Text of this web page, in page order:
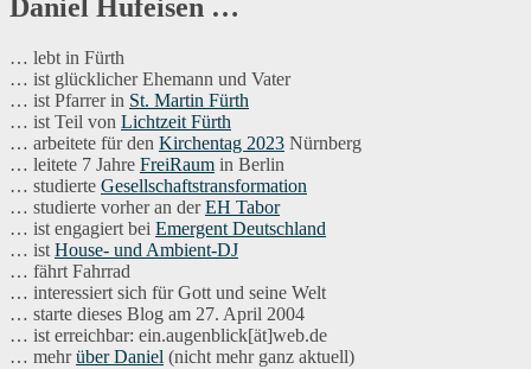
Daniel Hufeisen …
… lebt in Fürth
… ist glücklicher Ehemann und Vater
… ist Pfarrer in St. Martin Fürth
… ist Teil von Lichtzeit Fürth
… arbeitete für den Kirchentag 2023 Nürnberg
… leitete 7 Jahre FreiRaum in Berlin
… studierte Gesellschaftstransformation
… studierte vorher an derEH Tabor
… ist engagiert bei Emergent Deutschland
… ist House- und Ambient-DJ
… fährt Fahrrad
… interessiert sich für Gott und seine Welt
… starte dieses Blog am 27. April 2004
… ist erreichbar: ein.augenblick[ät]web.de
… mehrüber Daniel (nicht mehr ganz aktuell)